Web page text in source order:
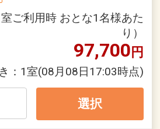
予約後「マイページ」
記入ください。
制限のある場合がござ
室ご利用時 おとな1名様あた
り）
97,700円
： 1室(08月08日17:03時点)
選択